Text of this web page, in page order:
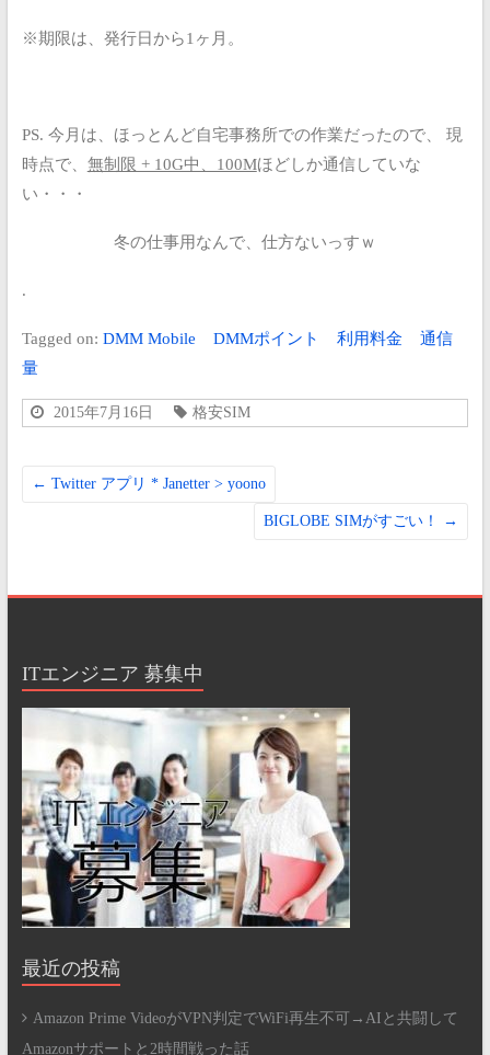
※期限は、発行日から1ヶ月。
PS. 今月は、ほっとんど自宅事務所での作業だったので、
現
時点で、 無制限 + 10G中、100Mほどしか通信していな
い・・・
冬の仕事用なんで、仕方ないっすｗ
.
Tagged on: DMM Mobile DMMポイント 利用料金
通信
量
2015年7月16日 格安SIM
← Twitter アプリ * Janetter > yoono
BIGLOBE SIMがすごい！ →
ITエンジニア 募集中
最近の投稿
Amazon Prime VideoがVPN判定でWiFi再生不可→AIと共闘して
Amazonサポートと2時間戦った話